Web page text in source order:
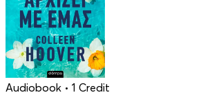
Audiobook • 1 Credit